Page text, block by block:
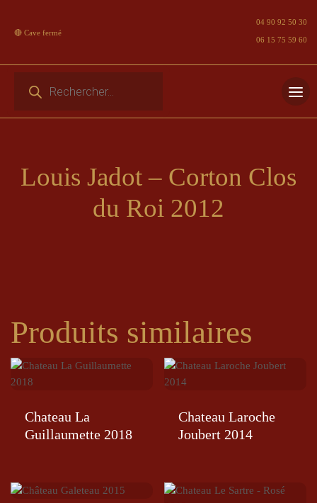
🔴 Cave fermé
04 90 92 50 30
06 15 75 59 60
Louis Jadot – Corton Clos
du Roi 2012
Produits similaires
Chateau La
Guillaumette 2018
Chateau Laroche
Joubert 2014